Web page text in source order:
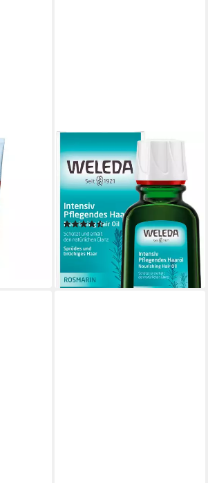
bei dir
WELEDA
Haaröl INTENSIV
PFLEGENDES HAARÖL,
beruhigt und entspannt die
Kopfhaut
(9)
ab 19,96 €
(399,20 €/ 1 l)
lieferbar - in 9-11 Werktagen bei
dir